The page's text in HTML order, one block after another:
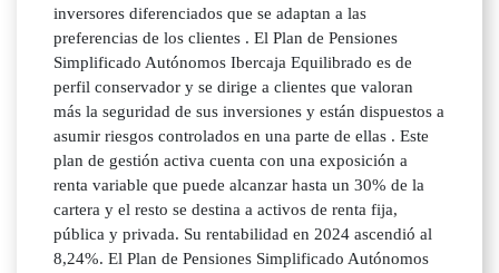
inversores diferenciados que se adaptan a las
preferencias de los clientes . El Plan de Pensiones
Simplificado Autónomos Ibercaja Equilibrado es de
perfil conservador y se dirige a clientes que valoran
más la seguridad de sus inversiones y están dispuestos a
asumir riesgos controlados en una parte de ellas . Este
plan de gestión activa cuenta con una exposición a
renta variable que puede alcanzar hasta un 30% de la
cartera y el resto se destina a activos de renta fija,
pública y privada. Su rentabilidad en 2024 ascendió al
8,24%. El Plan de Pensiones Simplificado Autónomos